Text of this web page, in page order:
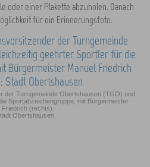
oder einer Plakette abzuholen. Danach
für ein Erinnerungsfoto.
der Turngemeinde Obertshausen (TGO) und
Sportabzeichengruppe, mit Bürgermeister
Friedrich (rechts).
Obertshausen